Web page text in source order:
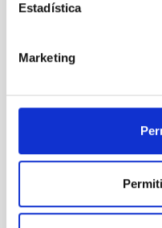
Estadística
Marketing
La Palma acoge la